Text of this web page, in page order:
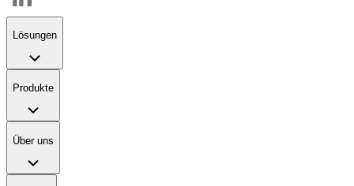
Lösungen
Produkte
Über uns